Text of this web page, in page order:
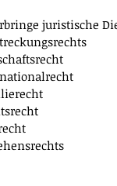
juristische